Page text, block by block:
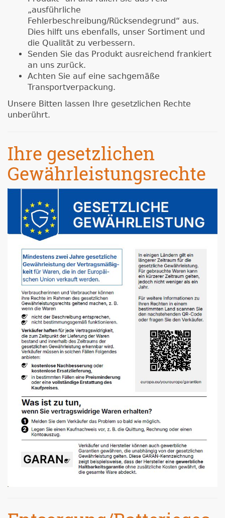
„ausführliche
Fehlerbeschreibung/Rücksendegrund“ aus.
Dies hilft uns ebenfalls, unser Sortiment und
die Qualität zu verbessern.
Senden Sie das Produkt ausreichend frankiert
an uns zurück.
Achten Sie auf eine sachgemäße
Transportverpackung.
Unsere Bitten lassen Ihre gesetzlichen Rechte
unberührt.
Ihre gesetzlichen
Gewährleistungsrechte